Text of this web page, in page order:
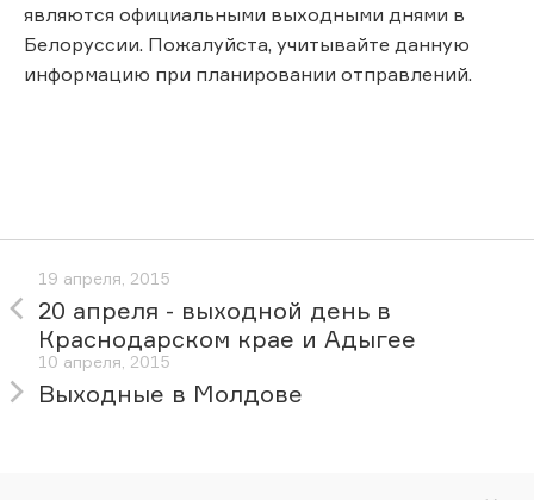
являются официальными выходными днями в
Белоруссии. Пожалуйста, учитывайте данную
информацию при планировании отправлений.
19 апреля, 2015
20 апреля - выходной день в
Краснодарском крае и Адыгее
10 апреля, 2015
Выходные в Молдове